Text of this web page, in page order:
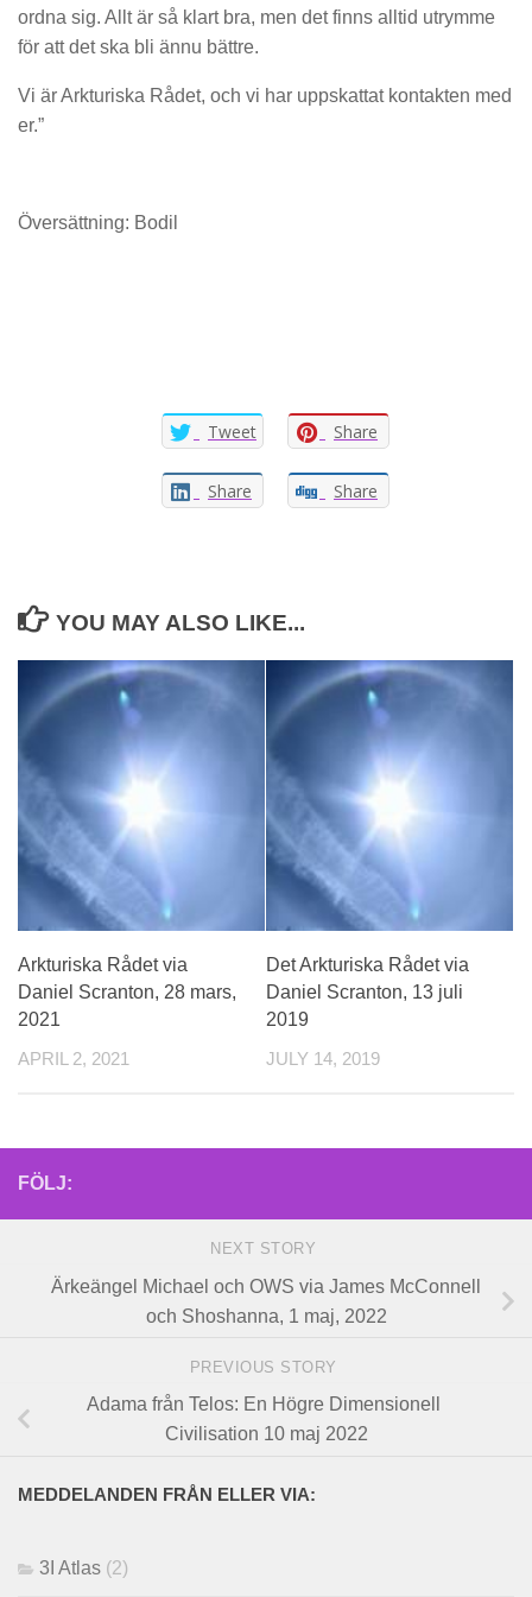
ordna sig. Allt är så klart bra, men det finns alltid utrymme
för att det ska bli ännu bättre.
Vi är Arkturiska Rådet, och vi har uppskattat kontakten med
er.”
Översättning: Bodil
Tweet Share
Share Share
YOU MAY ALSO LIKE...
Arkturiska Rådet via
Daniel Scranton, 28 mars,
2021
APRIL 2, 2021
Det Arkturiska Rådet via
Daniel Scranton, 13 juli
2019
JULY 14, 2019
FÖLJ:
NEXT STORY
Ärkeängel Michael och OWS via James McConnell
och Shoshanna, 1 maj, 2022
PREVIOUS STORY
Adama från Telos: En Högre Dimensionell
Civilisation 10 maj 2022
MEDDELANDEN FRÅN ELLER VIA:
3I Atlas (2)